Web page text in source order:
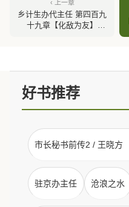
‹ 上一章
乡计生办代主任 第四百九
十九章【化敌为友】
好书推荐
市长秘书前传2 / 王晓方
驻京办主任 沧浪之水